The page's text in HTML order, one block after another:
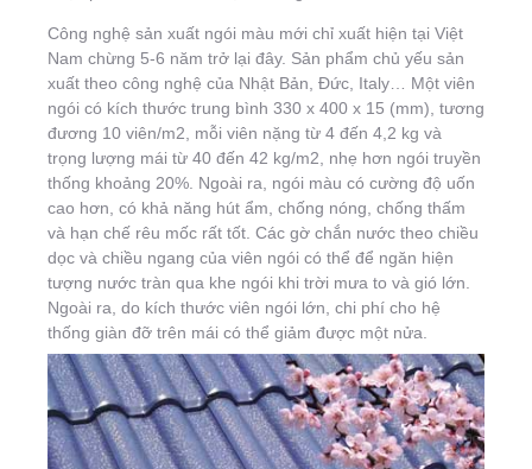
Công nghệ sản xuất ngói màu mới chỉ xuất hiện tại Việt
Nam chừng 5-6 năm trở lại đây. Sản phẩm chủ yếu sản
xuất theo công nghệ của Nhật Bản, Đức, Italy… Một viên
ngói có kích thước trung bình 330 x 400 x 15 (mm), tương
đương 10 viên/m2, mỗi viên nặng từ 4 đến 4,2 kg và
trọng lượng mái từ 40 đến 42 kg/m2, nhẹ hơn ngói truyền
thống khoảng 20%. Ngoài ra, ngói màu có cường độ uốn
cao hơn, có khả năng hút ẩm, chống nóng, chống thấm
và hạn chế rêu mốc rất tốt. Các gờ chắn nước theo chiều
dọc và chiều ngang của viên ngói có thể để ngăn hiện
tượng nước tràn qua khe ngói khi trời mưa to và gió lớn.
Ngoài ra, do kích thước viên ngói lớn, chi phí cho hệ
thống giàn đỡ trên mái có thể giảm được một nửa.